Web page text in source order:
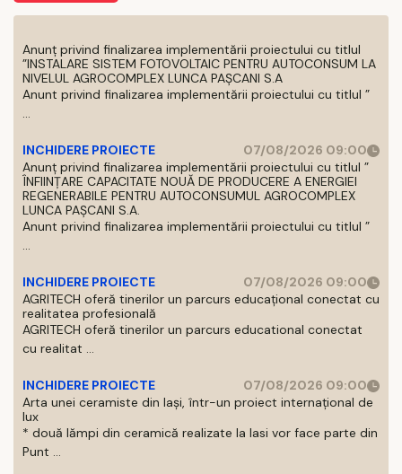
Anunț privind finalizarea implementării proiectului cu titlul
”INSTALARE SISTEM FOTOVOLTAIC PENTRU AUTOCONSUM LA
NIVELUL AGROCOMPLEX LUNCA PAȘCANI S.A
Anunt privind finalizarea implementării proiectului cu titlul ”
...
INCHIDERE PROIECTE
07/08/2026 09:00
Anunț privind finalizarea implementării proiectului cu titlul ”
ÎNFIINȚARE CAPACITATE NOUĂ DE PRODUCERE A ENERGIEI
REGENERABILE PENTRU AUTOCONSUMUL AGROCOMPLEX
LUNCA PAȘCANI S.A.
Anunt privind finalizarea implementării proiectului cu titlul ”
...
INCHIDERE PROIECTE
07/08/2026 09:00
AGRITECH oferă tinerilor un parcurs educațional conectat cu
realitatea profesională
AGRITECH oferă tinerilor un parcurs educational conectat
cu realitat ...
INCHIDERE PROIECTE
07/08/2026 09:00
Arta unei ceramiste din Iași, într-un proiect internațional de
lux
* două lămpi din ceramică realizate la Iasi vor face parte din
Punt ...